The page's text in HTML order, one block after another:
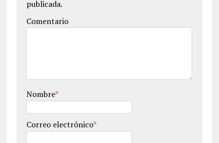
publicada.
Comentario
Nombre*
Correo electrónico*